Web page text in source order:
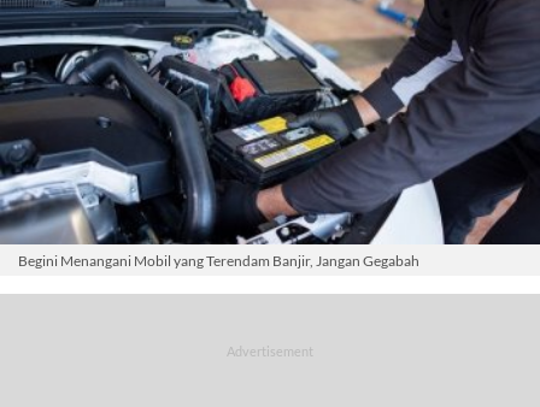
Begini Menangani Mobil yang Terendam Banjir, Jangan Gegabah